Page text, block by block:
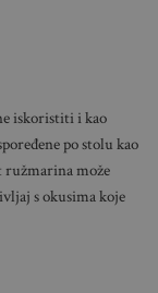
iskoristiti i kao
po stolu kao
ružmarina može
s okusima koje